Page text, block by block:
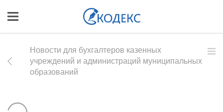
Новости для бухгалтеров казенных
учреждений и администраций муниципальных
образований